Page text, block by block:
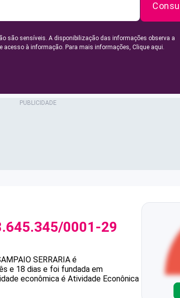
são sensíveis. A disponibilização das informações observa a
acesso à informação. Para mais informações, Clique aqui.
0001-29
SERRARIA é
e 18 dias e foi fundada em
econômica é Atividade Econônica